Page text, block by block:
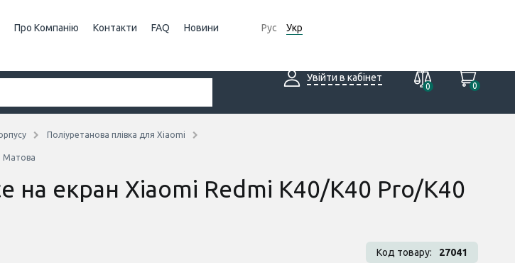
Рус Укр
Про Компанію Контакти FAQ Новини
Увійти в кабінет
0
0
Поліуретанова плівка для Xiaomi
Матова
на екран Xiaomi Redmi K40/K40 Pro/K40
Код товару: 27041